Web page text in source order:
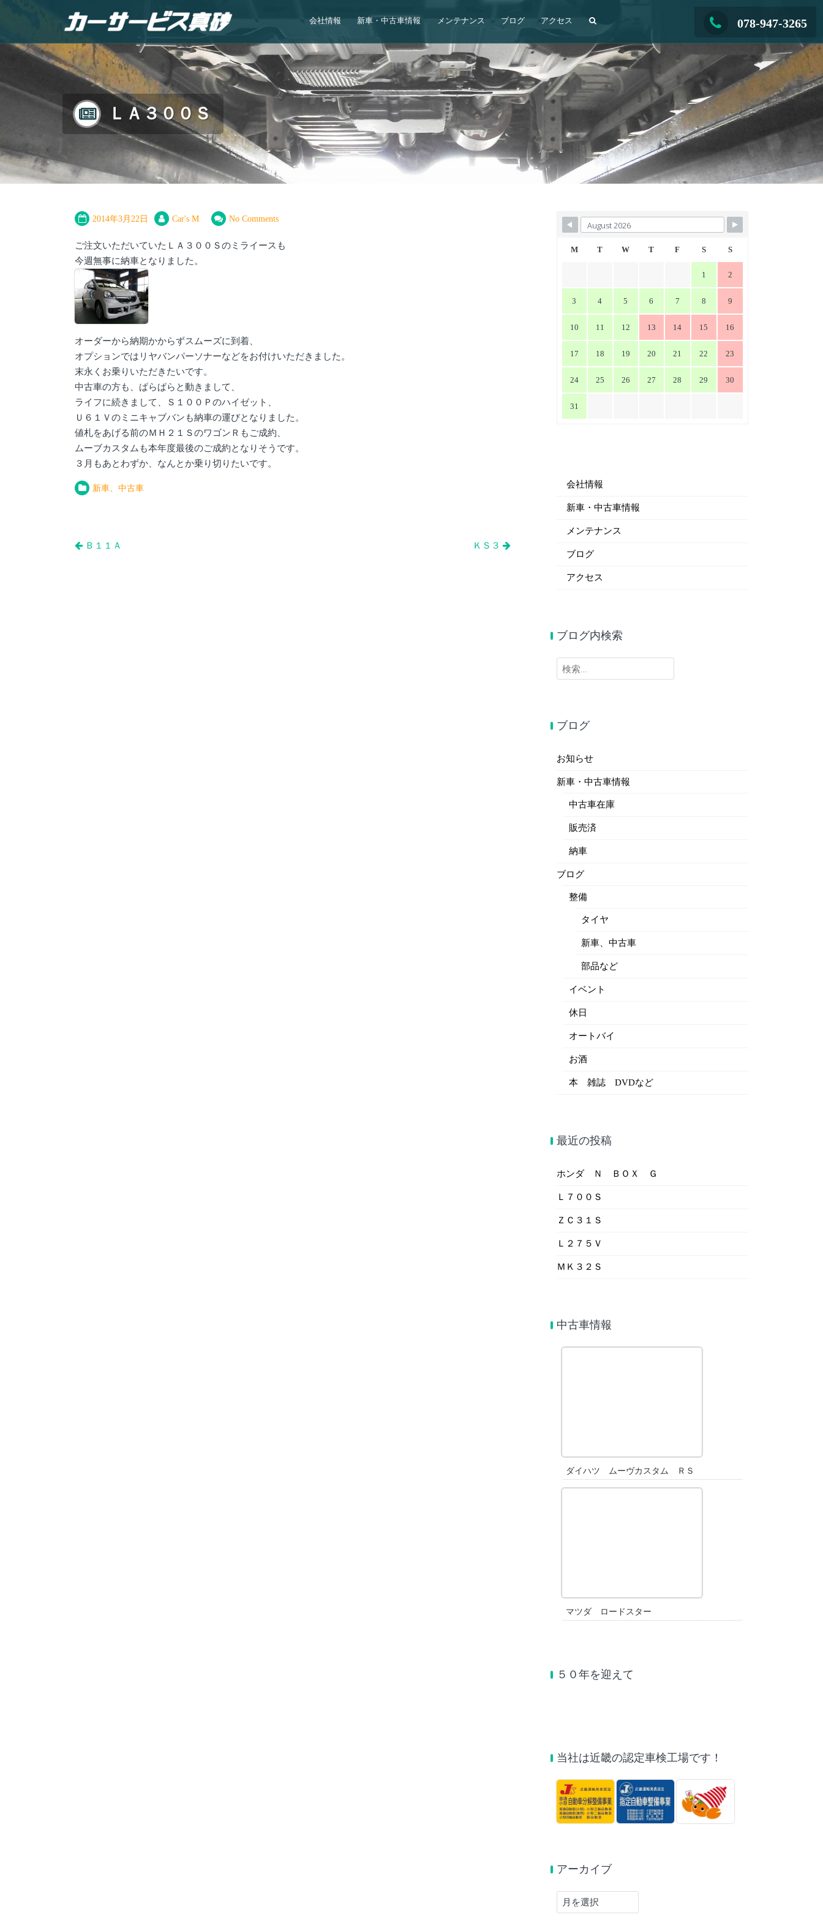
078-947-3265
会社情報 新車・中古車情報 メンテナンス ブログ アクセス
ＬＡ３００Ｓ
2014年3月22日 Car's M No Comments
ご注文いただいていたＬＡ３００Ｓのミライースも
今週無事に納車となりました。
オーダーから納期かからずスムーズに到着、
オプションではリヤバンパーソナーなどをお付けいただきました。
末永くお乗りいただきたいです。
中古車の方も、ぱらぱらと動きまして、
ライフに続きまして、Ｓ１００Ｐのハイゼット、
Ｕ６１Ｖのミニキャブバンも納車の運びとなりました。
値札をあげる前のＭＨ２１ＳのワゴンＲもご成約、
ムーブカスタムも本年度最後のご成約となりそうです。
３月もあとわずか、なんとか乗り切りたいです。
新車、中古車
投Ｂ１１Ａ ＫＳ３
M T W T F S S
1 2
3 4 5 6 7 8 9
10 11 12 13 14 15 16
17 18 19 20 21 22 23
24 25 26 27 28 29 30
31
会社情報
新車・中古車情報
メンテナンス
ブログ
アクセス
ブログ内検索
検
索:
ブログ
お知らせ
新車・中古車情報
中古車在庫
販売済
納車
ブログ
整備
タイヤ
新車、中古車
部品など
イベント
休日
オートバイ
お酒
本 雑誌 DVDなど
最近の投稿
ホンダ Ｎ ＢＯＸ Ｇ
Ｌ７００Ｓ
ＺＣ３１Ｓ
Ｌ２７５Ｖ
ＭＫ３２Ｓ
中古車情報
ダイハツ ムーヴカスタム ＲＳ
マツダ ロードスター
５０年を迎えて
当社は近畿の認定車検工場です！
アーカイブ
ア
ー